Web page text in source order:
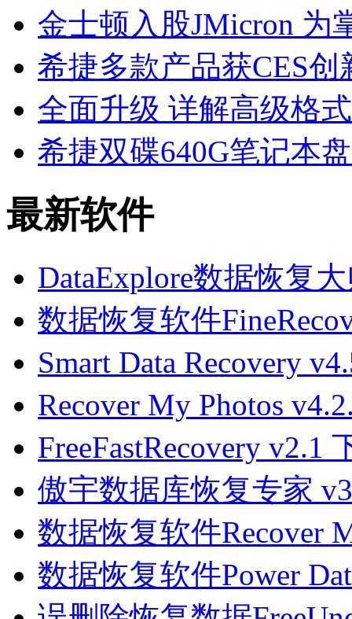
金士顿入股JMicron 为
希捷多款产品获CES
全面升级 详解高级格
希捷双碟640G笔记本
最新软件
DataExplore数据恢复
数据恢复软件
Smart Data Recovery
Recover My Photos
FreeFastRecovery v2.1
傲宇数据库恢复专家
数据恢复软件Recover
数据恢复软件Power